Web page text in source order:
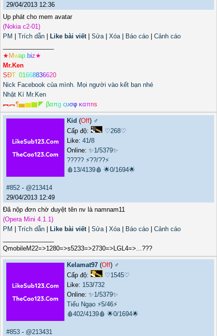
29/04/2013 12:36
Up phát cho mem avatar
(Nokia c2-01)
PM
Trích dẫn Like bài viết| Sửa| Xóa| Báo cáo
Cảnh cáo
★ Mwap. biz★
Mr.Ken
SĐT: 01668836620
Nick Facebook của mình. Mọi người vào kết bạn nhé
Nhật Kí Mr.Ken
︻︻¶▅▆▇◤ βαπg ςυσφ καπrιs
Kid (Off) ♂️
Cấp độ:
♡268♡
Like: 41/8
Online: ✨1/5379✨
????? ⚡??/??⚡
🩸13/4139🩸 🌟0/1694🌟
#852 - @213414
29/04/2013 12:49
Đã nộp đơn chờ duyệt tên nv là namnam11
(Opera Mini 4.1.1)
PM
Trích dẫn Like bài viết| Sửa| Xóa| Báo cáo
Cảnh cáo
QmobileM22=>1280=>s5233=>2730=>LGL4=>...???
Kelamat97 (Off) ♂️
Cấp độ:
♡1545♡
Like: 153/732
Online: ✨1/5379✨
Tiếu Ngạo ⚡5/46⚡
🩸402/4139🩸 🌟0/1694🌟
#853 - @213431